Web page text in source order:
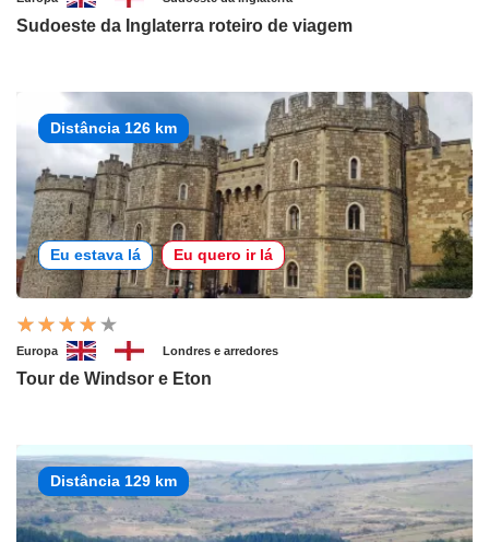
Sudoeste da Inglaterra roteiro de viagem
Distância 126 km
Eu estava lá Eu quero ir lá
Europa Londres e arredores
Tour de Windsor e Eton
Distância 129 km